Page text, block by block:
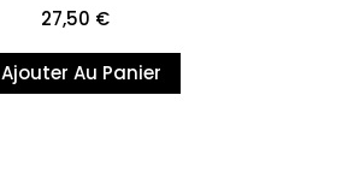
Prix
27,50 €
Ajouter Au Panier